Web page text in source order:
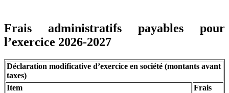
Frais administratifs payables pour
l’exercice 2026-2027
Déclaration modificative d’exercice en société (montants avant
taxes)
Item
Frais